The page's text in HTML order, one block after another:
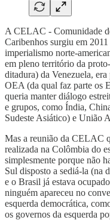
A CELAC - Comunidade
Caribenhos surgiu em
imperialismo norte-
em pleno território da
ditadura) da Venezuela,
OEA (da qual faz parte os
queria manter diálogo
e grupos, como Índia,
Sudeste Asiático) e União
Mas a reunião da CELAC
realizada na Colômbia do
simplesmente porque não
Sul disposto a sediá-la (na
e o Brasil já estava
ninguém apareceu no
esquerda democrática,
os governos da esquerda